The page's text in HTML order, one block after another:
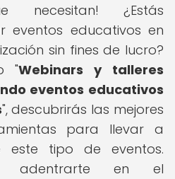
necesitan! ¿Estás
eventos educativos en
sin fines de lucro?
"Webinars y talleres
eventos educativos
", descubrirás las mejores
para llevar a
este tipo de eventos.
adentrarte en el